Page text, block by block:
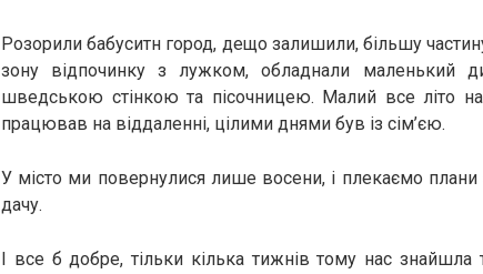
Розорили бабуситн город, дещо залишили, більшу
зону відпочинку з лужком, обладнали маленький
шведською стінкою та пісочницею. Малий все літо на
працював на віддаленні, цілими днями був із сім’єю.
У місто ми повернулися лише восени, і плекаємо
дачу.
І все б добре, тільки кілька тижнів тому нас